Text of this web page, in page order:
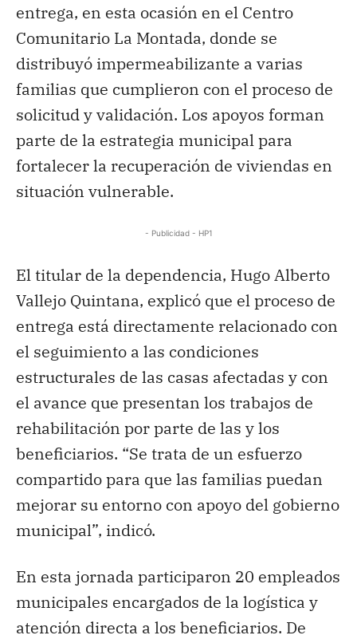
entrega, en esta ocasión en el Centro
Comunitario La Montada, donde se
distribuyó impermeabilizante a varias
familias que cumplieron con el proceso de
solicitud y validación. Los apoyos forman
parte de la estrategia municipal para
fortalecer la recuperación de viviendas en
situación vulnerable.
- Publicidad - HP1
El titular de la dependencia, Hugo Alberto
Vallejo Quintana, explicó que el proceso de
entrega está directamente relacionado con
el seguimiento a las condiciones
estructurales de las casas afectadas y con
el avance que presentan los trabajos de
rehabilitación por parte de las y los
beneficiarios. “Se trata de un esfuerzo
compartido para que las familias puedan
mejorar su entorno con apoyo del gobierno
municipal”, indicó.
En esta jornada participaron 20 empleados
municipales encargados de la logística y
atención directa a los beneficiarios. De